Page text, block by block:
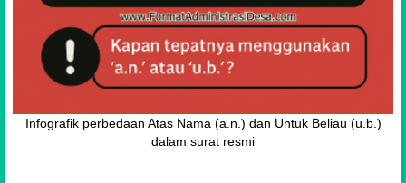
Infografik perbedaan Atas Nama (a.n.) dan Untuk Beliau (u.b.)
dalam surat resmi